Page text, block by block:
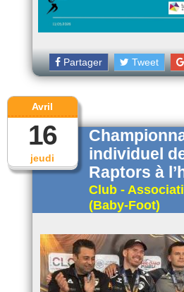
Partager Tweet
jeudi
Avril
16
individuel
Raptors à
Club -
(Baby-Foot)